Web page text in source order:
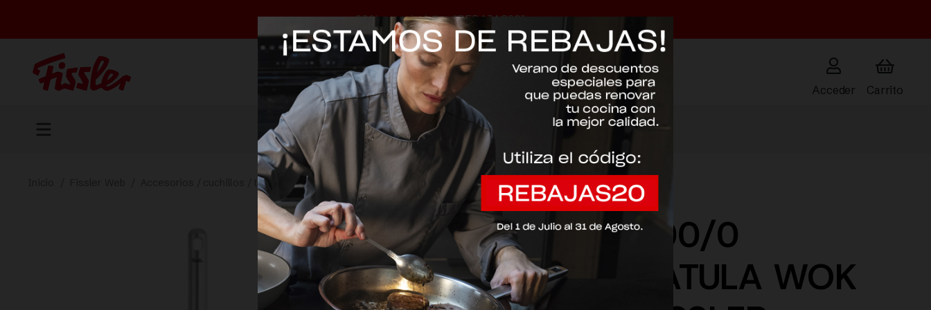
-20% con el código "REBAJAS20"Descartar
Acceder
Accesorios / cuchillos / tapas Essential®
002-014-12-000/0
ESSENTIAL® ESPATULA WOK